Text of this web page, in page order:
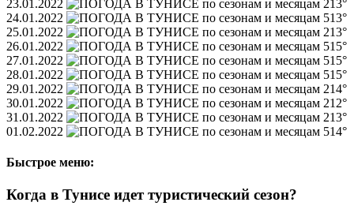
23.01.2022
13°
24.01.2022
13°
25.01.2022
13°
26.01.2022
15°
27.01.2022
15°
28.01.2022
15°
29.01.2022
14°
30.01.2022
12°
31.01.2022
13°
01.02.2022
14°
Быстрое меню:
Когда в Тунисе идет туристический сезон?